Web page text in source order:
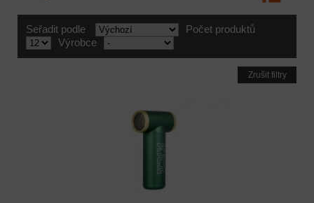
Seřadit podle
Počet produktů
Výrobce
Zrušit filtry